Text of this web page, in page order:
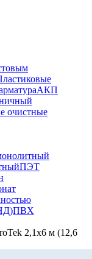
АКП
очистные
ПЭТ
ПВХ
2,1х6 м (12,6